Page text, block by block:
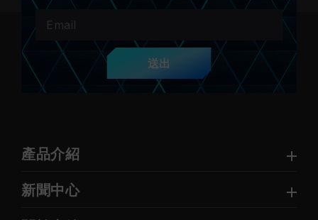
送出
產品介紹
新聞中心